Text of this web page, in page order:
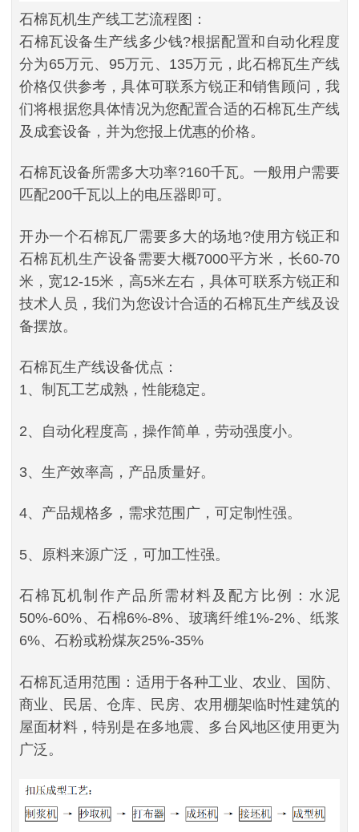
石棉瓦机生产线工艺流程图：
石棉瓦设备生产线多少钱?根据配置和自动化程度
分为65万元、95万元、135万元，此石棉瓦生产线
价格仅供参考，具体可联系方锐正和销售顾问，我
们将根据您具体情况为您配置合适的石棉瓦生产线
及成套设备，并为您报上优惠的价格。
石棉瓦设备所需多大功率?160千瓦。一般用户需要
匹配200千瓦以上的电压器即可。
开办一个石棉瓦厂需要多大的场地?使用方锐正和
石棉瓦机生产设备需要大概7000平方米，长60-70
米，宽12-15米，高5米左右，具体可联系方锐正和
技术人员，我们为您设计合适的石棉瓦生产线及设
备摆放。
石棉瓦生产线设备优点：
1、制瓦工艺成熟，性能稳定。
2、自动化程度高，操作简单，劳动强度小。
3、生产效率高，产品质量好。
4、产品规格多，需求范围广，可定制性强。
5、原料来源广泛，可加工性强。
石棉瓦机制作产品所需材料及配方比例：水泥
50%-60%、石棉6%-8%、玻璃纤维1%-2%、纸浆
6%、石粉或粉煤灰25%-35%
石棉瓦适用范围：适用于各种工业、农业、国防、
商业、民居、仓库、民房、农用棚架临时性建筑的
屋面材料，特别是在多地震、多台风地区使用更为
广泛。